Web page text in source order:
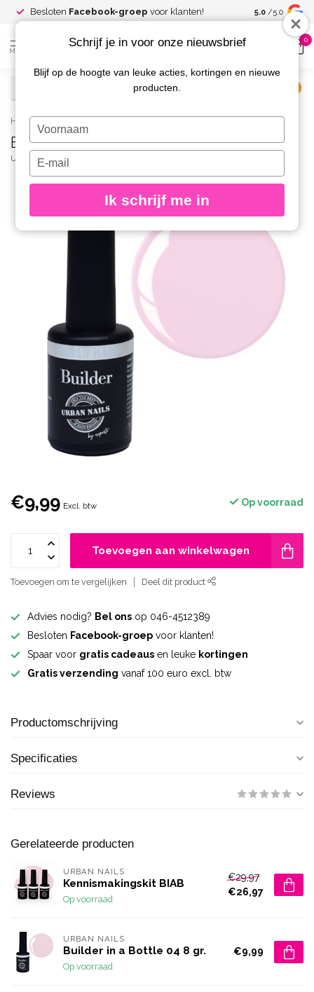
Besloten Facebook-groep voor klanten! Spaar voor
kortingen
5.0 /5.0
MENU
0
Home / Builder in a Bottle 11 8 gr.
Builder in a Bottle 11 8 gr.
URBAN NAILS
€9,99 Excl. btw Op voorraad
Toevoegen aan winkelwagen
Toevoegen om te vergelijken Deel dit product
Advies nodig? Bel ons op 046-4512389
Besloten Facebook-groep voor klanten!
Spaar voor gratis cadeaus en leuke kortingen
Gratis verzending vanaf 100 euro excl. btw
Productomschrijving
Specificaties
Reviews
Gerelateerde producten
URBAN NAILS
Kennismakingskit BIAB
Op voorraad
€29,97
€26,97
URBAN NAILS
Builder in a Bottle 04 8 gr.
Op voorraad
€9,99
Schrijf je in voor onze nieuwsbrief
Blijf op de hoogte van leuke acties, kortingen en nieuwe
producten.
Typ
je
naam
Typ
je
e-
in
Ik schrijf me in